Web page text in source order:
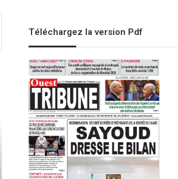
Téléchargez la version Pdf